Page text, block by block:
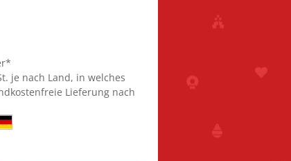
je nach Land, in welches
Lieferung nach